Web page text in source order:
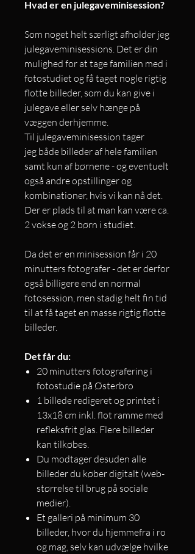
Hvad er en julegaveminisession?
Som noget helt særligt afholder jeg
julegaveminisessions. Det er din
mulighed for at tage familien med i
fotostudiet og få taget nogle rigtig
flotte billeder, som du kan give i
julegave eller selv hænge på
væggen derhjemme.
Til julegaveminisession tager
jeg både billeder af hele familien
samt kun af børnene - og eventuelt
også andre opstillinger og
kombinationer, hvis vi kan nå det.
Der er plads til at man kan være ca.
2 vokse og 2 børn i studiet.​
Da det er en minisession får i 20
minutters fotografer - det er derfor
også billigere end en normal
fotosession, men stadig helt fin tid
til at få taget en masse rigtig flotte
billeder.
Det får du:
20 minutters fotografering i
fotostudie på Østerbro
1 billede redigeret og printet i
13x18 cm inkl. flot ramme med
refleksfrit glas. Flere billeder
kan tilkøbes.
Du modtager desuden alle
billeder du køber digitalt (web-
størrelse til brug på sociale
medier).
Et galleri på minimum 30
billeder, hvor du hjemmefra i ro
og mag, selv kan udvælge hvilke